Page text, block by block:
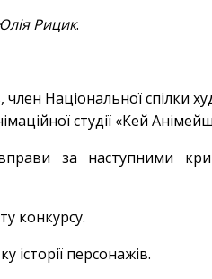
Рицик.
Національної спілки
студії «Кей
за наступними
конкурсу.
історії персонажів.